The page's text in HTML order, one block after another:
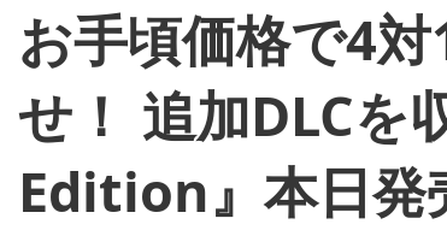
お手頃価格で4
せ！ 追加DLCを
Edition』本日発